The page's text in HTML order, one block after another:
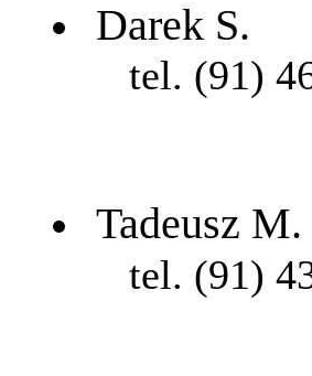
Darek S.
tel. (91)
Tadeusz M.
tel. (91)